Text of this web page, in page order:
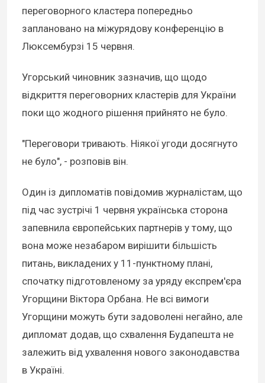
переговорного кластера попередньо
заплановано на міжурядову конференцію в
Люксембурзі 15 червня.
Угорський чиновник зазначив, що щодо
відкриття переговорних кластерів для України
поки що жодного рішення прийнято не було.
"Переговори тривають. Ніякої угоди досягнуто
не було", - розповів він.
Один із дипломатів повідомив журналістам, що
під час зустрічі 1 червня українська сторона
запевнила європейських партнерів у тому, що
вона може незабаром вирішити більшість
питань, викладених у 11-пунктному плані,
спочатку підготовленому за уряду експрем'єра
Угорщини Віктора Орбана. Не всі вимоги
Угорщини можуть бути задоволені негайно, але
дипломат додав, що схвалення Будапешта не
залежить від ухвалення нового законодавства
в Україні.